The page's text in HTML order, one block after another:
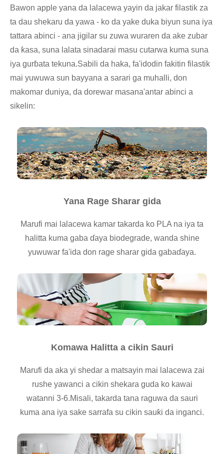
Bawon apple yana da lalacewa yayin da jakar filastik za
ta dau shekaru da yawa - ko da yake duka biyun suna iya
tattara abinci - ana jigilar su zuwa wuraren da ake zubar
da ƙasa, suna lalata sinadarai masu cutarwa kuma suna
iya gurɓata tekuna.Sabili da haka, fa'idodin fakitin filastik
mai yuwuwa sun bayyana a sarari ga muhalli, don
makomar duniya, da dorewar masana'antar abinci a
sikelin:
Yana Rage Sharar gida
Marufi mai lalacewa kamar takarda ko PLA na iya ta
halitta kuma gaba ɗaya biodegrade, wanda shine
yuwuwar fa'ida don rage sharar gida gabaɗaya.
Komawa Halitta a cikin Sauri
Marufi da aka yi shedar a matsayin mai lalacewa zai
rushe yawanci a cikin shekara guda ko kawai
watanni 3-6.Misali, takarda tana raguwa da sauri
kuma ana iya sake sarrafa su cikin sauƙi da inganci.